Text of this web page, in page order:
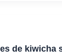
de kiwicha